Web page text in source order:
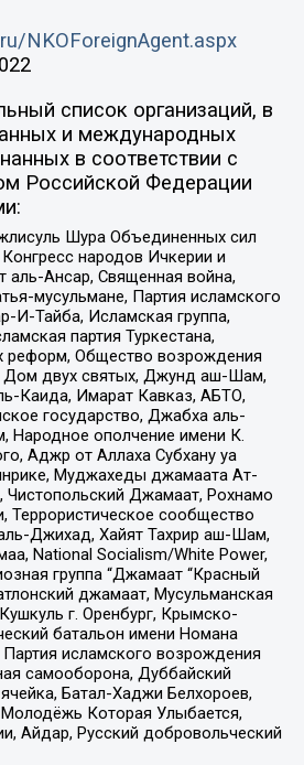
NKOForeignAgent.aspx
список организаций, в
и международных
в соответствии с
Российской Федерации
Шура Объединенных сил
народов Ичкерии и
аль-Ансар, Священная война,
мусульмане, Партия исламского
И-Тайба, Исламская группа,
партия Туркестана,
реформ, Общество возрождения
Дом двух святых, Джунд аш-Шам,
Каида, Имарат Кавказ, АБТО,
государство, Джабха аль-
Народное ополчение имени К.
Аджр от Аллаха Субхану уа
Муджахеды джамаата Ат-
Джамаат, Рохнамо
Террористическое сообщество
Джихад, Хайят Тахрир аш-Шам,
National Socialism/White Power,
группа “Джамаат “Красный
джамаат, Мусульманская
г. Оренбург, Крымско-
батальон имени Номана
исламского возрождения
самооборона, Дуббайский
Батал-Хаджи Белхороев,
Которая Улыбается,
Айдар, Русский добровольческий